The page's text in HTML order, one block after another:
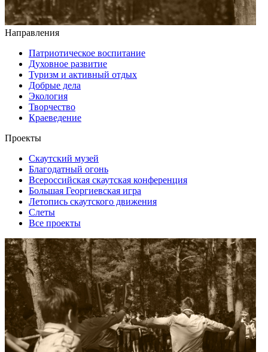
Направления
Патриотическое воспитание
Духовное развитие
Туризм и активный отдых
Добрые дела
Экология
Творчество
Краеведение
Проекты
Скаутский музей
Благодатный огонь
Всероссийская скаутская конференция
Большая Георгиевская игра
Летопись скаутского движения
Слеты
Все проекты